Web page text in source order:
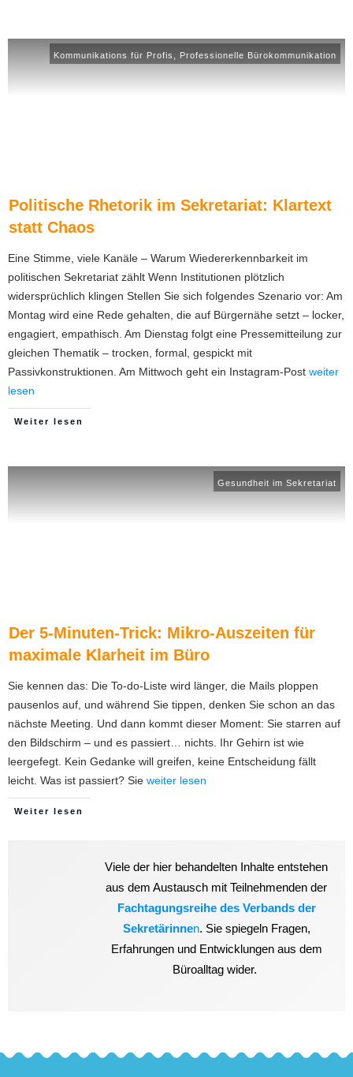
Kommunikations für Profis Professionelle Bürokommunikation
Politische Rhetorik im Sekretariat: Klartext
statt Chaos
Eine Stimme, viele Kanäle – Warum Wiedererkennbarkeit im
politischen Sekretariat zählt Wenn Institutionen plötzlich
widersprüchlich klingen Stellen Sie sich folgendes Szenario vor: Am
Montag wird eine Rede gehalten, die auf Bürgernähe setzt – locker,
engagiert, empathisch. Am Dienstag folgt eine Pressemitteilung zur
gleichen Thematik – trocken, formal, gespickt mit
Passivkonstruktionen. Am Mittwoch geht ein Instagram-Post weiter
lesen
Weiter lesen
Gesundheit im Sekretariat
Der 5-Minuten-Trick: Mikro-Auszeiten für
maximale Klarheit im Büro
Sie kennen das: Die To-do-Liste wird länger, die Mails ploppen
pausenlos auf, und während Sie tippen, denken Sie schon an das
nächste Meeting. Und dann kommt dieser Moment: Sie starren auf
den Bildschirm – und es passiert… nichts. Ihr Gehirn ist wie
leergefegt. Kein Gedanke will greifen, keine Entscheidung fällt
leicht. Was ist passiert? Sie weiter lesen
Weiter lesen
Viele der hier behandelten Inhalte entstehen
aus dem Austausch mit Teilnehmenden der
Fachtagungsreihe des Verbands der
Sekretärinnen. Sie spiegeln Fragen,
Erfahrungen und Entwicklungen aus dem
Büroalltag wider.